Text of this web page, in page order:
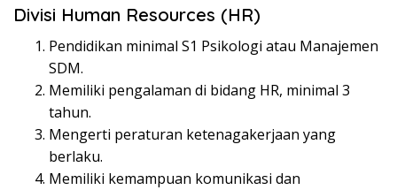
Divisi Human Resources (HR)
Pendidikan minimal S1 Psikologi atau Manajemen
SDM.
Memiliki pengalaman di bidang HR, minimal 3
tahun.
Mengerti peraturan ketenagakerjaan yang
berlaku.
Memiliki kemampuan komunikasi dan